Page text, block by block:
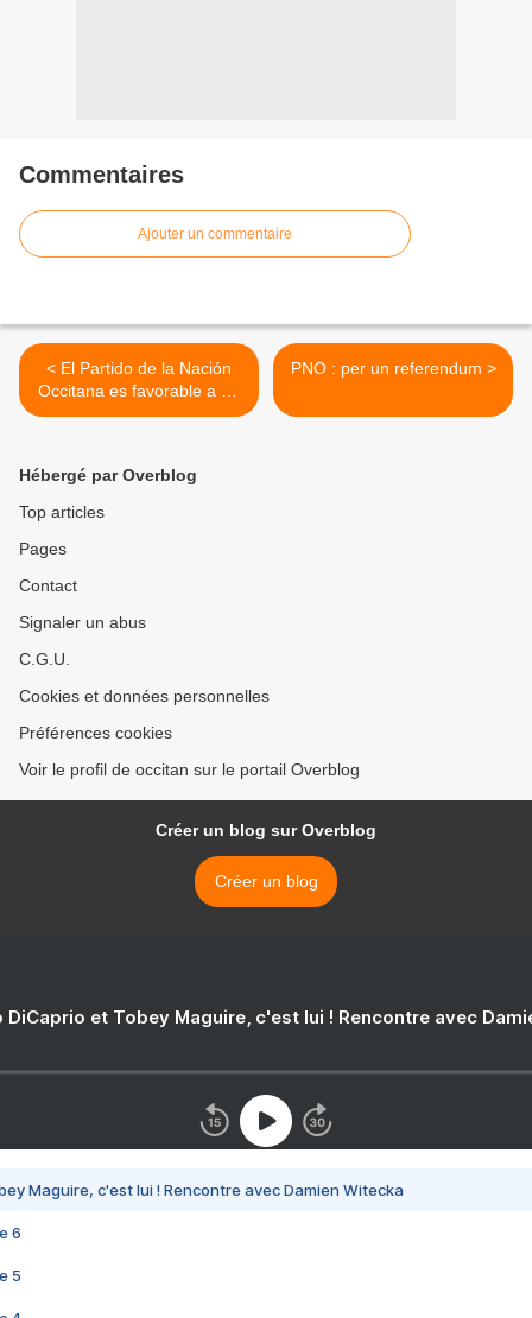
Commentaires
Ajouter un commentaire
< El Partido de la Nación
Occitana es favorable a un
referéndum
PNO : per un referendum >
Hébergé par Overblog
Top articles
Pages
Contact
Signaler un abus
C.G.U.
Cookies et données personnelles
Préférences cookies
Voir le profil de occitan sur le portail Overblog
Créer un blog sur Overblog
Créer un blog
DiCaprio et Tobey Maguire, c'est lui ! Rencontre avec
Maguire, c'est lui ! Rencontre avec Damien Witecka
6
5